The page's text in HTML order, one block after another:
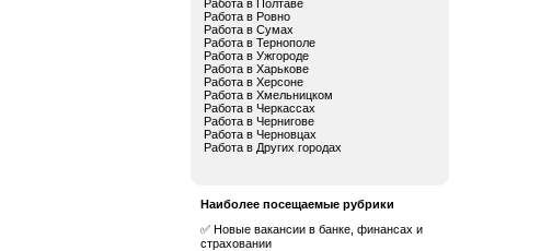
Работа в Полтаве
Работа в Ровно
Работа в Сумах
Работа в Тернополе
Работа в Ужгороде
Работа в Харькове
Работа в Херсоне
Работа в Хмельницком
Работа в Черкассах
Работа в Чернигове
Работа в Черновцах
Работа в Других городах
Наиболее посещаемые рубрики
✅ Новые вакансии в банке, финансах и
страховании